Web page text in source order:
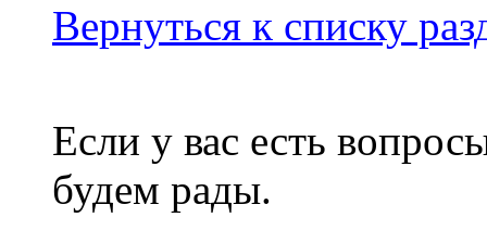
Вернуться к списку
Если у вас есть
будем рады.